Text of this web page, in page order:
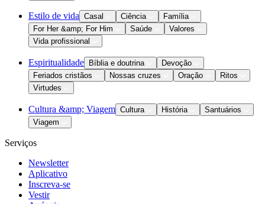
Estilo de vida Casal Ciência
Família
For Her &amp; For Him
Saúde
Valores
Vida profissional
Espiritualidade Bíblia e doutrina
Devoção
Feriados cristãos
Nossas cruzes Oração
Ritos
Virtudes
Cultura &amp; Viagem Cultura História
Santuários
Viagem
Serviços
Newsletter
Aplicativo
Inscreva-se
Vestir